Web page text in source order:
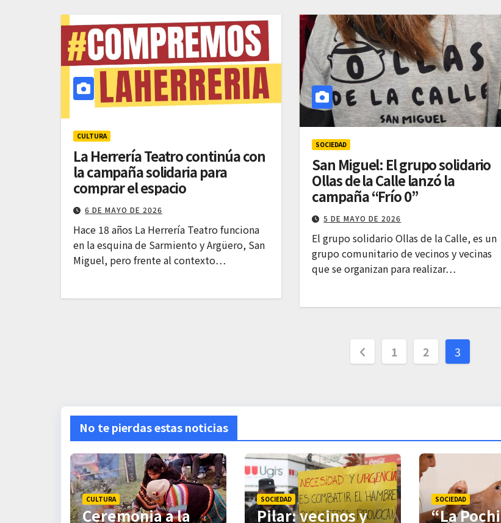
CULTURA
La Herrería Teatro continúa con
la campaña solidaria para
comprar el espacio
6 DE MAYO DE 2026
Hace 18 años La Herrería Teatro funciona
en la esquina de Sarmiento y Argüero, San
Miguel, pero frente al contexto…
SOCIEDAD
San Miguel: El grupo solidario
Ollas de la Calle lanzó la
campaña “Frío 0”
5 DE MAYO DE 2026
El grupo solidario Ollas de la Calle, es un
grupo comunitario de vecinos y vecinas
que se organizan para realizar…
g
n
a
c
1 2 3
No te pierdas estas noticias
CULTURA
Ceremonia a la
SOCIEDAD
Pilar: vecinos y
SOCIEDAD
“La Pochi